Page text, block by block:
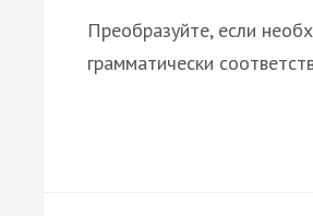
Преобразуйте, если
грамматически